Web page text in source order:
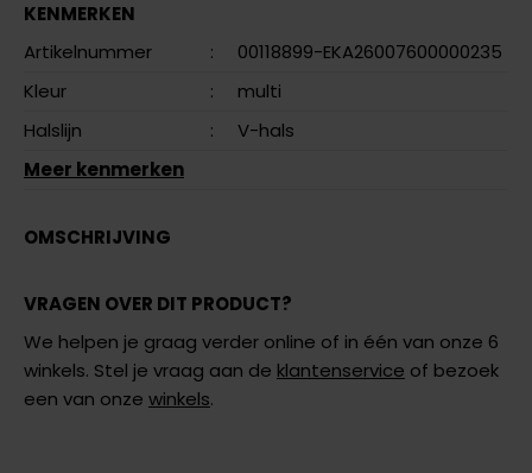
KENMERKEN
Artikelnummer
:
00118899-EKA26007600000235
Kleur
:
multi
Halslijn
:
V-hals
Meer kenmerken
OMSCHRIJVING
VRAGEN OVER DIT PRODUCT?
We helpen je graag verder online of in één van onze 6
winkels. Stel je vraag aan de klantenservice of bezoek
een van onze winkels.